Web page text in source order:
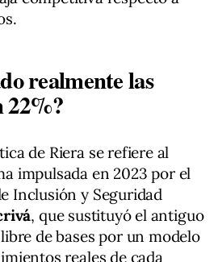
realmente las
22%?
de Riera se refiere al
impulsada en 2023 por el
Inclusión y Seguridad
, que sustituyó el antiguo
de bases por un modelo
reales de cada